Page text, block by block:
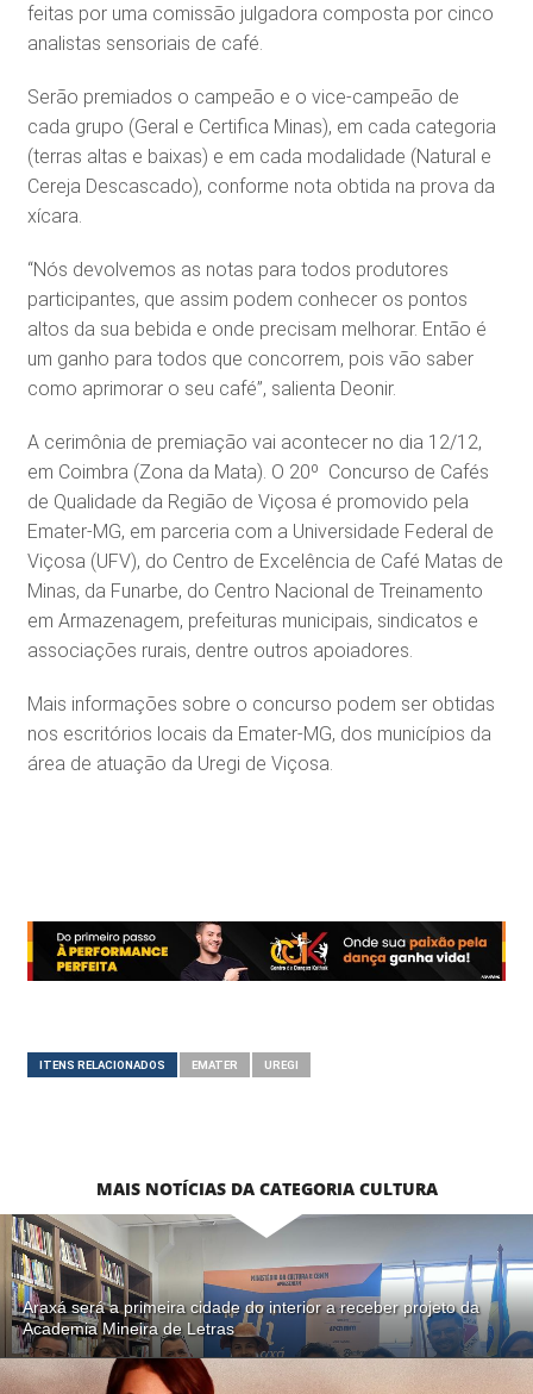
feitas por uma comissão julgadora composta por cinco
analistas sensoriais de café.
Serão premiados o campeão e o vice-campeão de
cada grupo (Geral e Certifica Minas), em cada categoria
(terras altas e baixas) e em cada modalidade (Natural e
Cereja Descascado), conforme nota obtida na prova da
xícara.
“Nós devolvemos as notas para todos produtores
participantes, que assim podem conhecer os pontos
altos da sua bebida e onde precisam melhorar. Então é
um ganho para todos que concorrem, pois vão saber
como aprimorar o seu café”, salienta Deonir.
A cerimônia de premiação vai acontecer no dia 12/12,
em Coimbra (Zona da Mata). O 20º Concurso de Cafés
de Qualidade da Região de Viçosa é promovido pela
Emater-MG, em parceria com a Universidade Federal de
Viçosa (UFV), do Centro de Excelência de Café Matas de
Minas, da Funarbe, do Centro Nacional de Treinamento
em Armazenagem, prefeituras municipais, sindicatos e
associações rurais, dentre outros apoiadores.
Mais informações sobre o concurso podem ser obtidas
nos escritórios locais da Emater-MG, dos municípios da
área de atuação da Uregi de Viçosa.
ITENS RELACIONADOS EMATER UREGI
MAIS NOTÍCIAS DA CATEGORIA CULTURA
Araxá será a primeira cidade do interior a receber projeto da
Academia Mineira de Letras